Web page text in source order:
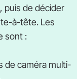
puis de décider
à-tête. Les
sont :
de caméra multi-